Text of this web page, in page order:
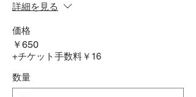
詳細を見る
価格
￥650
+チケット手数料￥16
数量